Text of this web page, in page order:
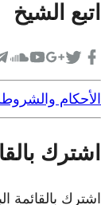
اتبع الشيخ
الأحكام والشروط
اشترك
اشترك بالقائمة